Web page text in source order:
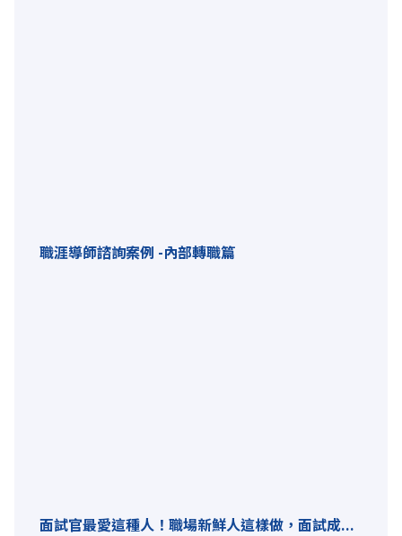
職涯導師諮詢案例 -內部轉職篇
面試官最愛這種人！職場新鮮人這樣做，面試成...